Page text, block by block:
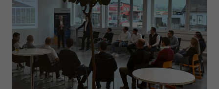
Anbieter Google LLC
Laufzeit 1 Tag
Zweck
Wird von Google Analytics verwendet, um die
Anforderungsrate einzuschränken